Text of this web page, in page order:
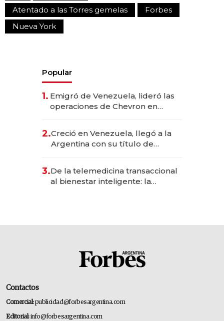
Atentado a las Torres gemelas
Forbes
Nueva York
Popular
1. Emigró de Venezuela, lideró las
operaciones de Chevron en
2.Creció en Venezuela, llegó a la
Argentina con su título de
las marcas "fast premium"
3.De la telemedicina transaccional
al bienestar inteligente: la
Contactos
Comercial:publicidad@forbesargentina.com
Editorial:info@forbesargentina.com